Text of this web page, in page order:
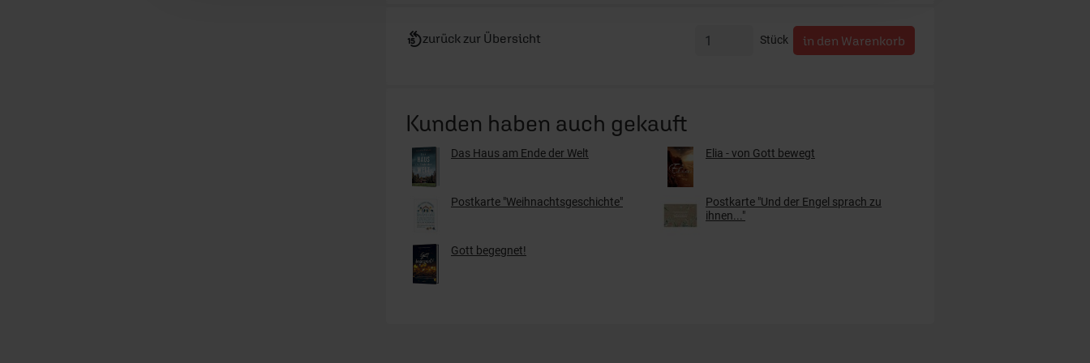
Stück
zurück zur Übersicht
Kunden haben auch gekauft
Das Haus am Ende der Welt Elia - von Gott bewegt
Postkarte "Weihnachtsgeschichte"
Postkarte "Und der Engel sprach zu
ihnen..."
Gott begegnet!